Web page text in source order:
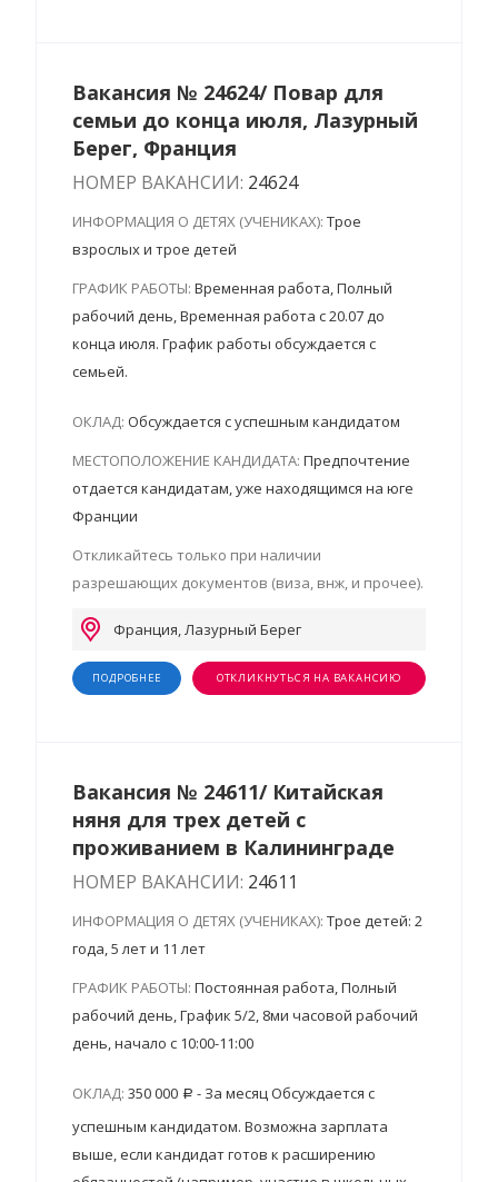
Вакансия № 24624/ Повар для
семьи до конца июля, Лазурный
Берег, Франция
НОМЕР ВАКАНСИИ: 24624
ИНФОРМАЦИЯ О ДЕТЯХ (УЧЕНИКАХ): Трое
взрослых и трое детей
ГРАФИК РАБОТЫ: Временная работа, Полный
рабочий день, Временная работа с 20.07 до
конца июля. График работы обсуждается с
семьей.
ОКЛАД: Обсуждается с успешным кандидатом
МЕСТОПОЛОЖЕНИЕ КАНДИДАТА: Предпочтение
отдается кандидатам, уже находящимся на юге
Франции
Откликайтесь только при наличии
разрешающих документов (виза, внж, и прочее).
Франция, Лазурный Берег
ПОДРОБНЕЕ ОТКЛИКНУТЬСЯ НА ВАКАНСИЮ
Вакансия № 24611/ Китайская
няня для трех детей с
проживанием в Калининграде
НОМЕР ВАКАНСИИ: 24611
ИНФОРМАЦИЯ О ДЕТЯХ (УЧЕНИКАХ): Трое детей: 2
года, 5 лет и 11 лет
ГРАФИК РАБОТЫ: Постоянная работа, Полный
рабочий день, График 5/2, 8ми часовой рабочий
день, начало с 10:00-11:00
ОКЛАД: 350 000
- За месяц Обсуждается с
успешным кандидатом. Возможна зарплата
выше, если кандидат готов к расширению